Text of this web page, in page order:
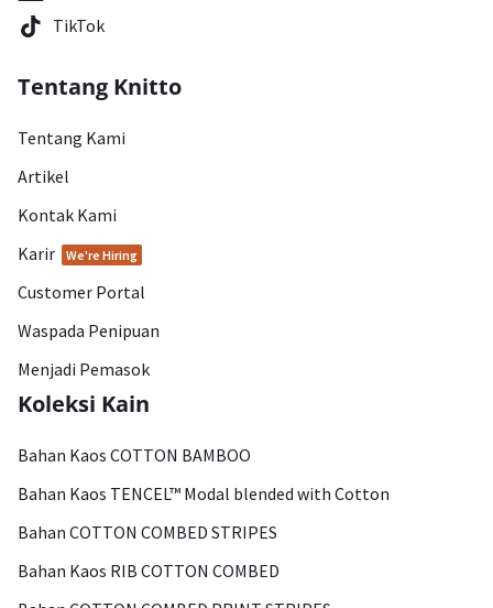
TikTok
Tentang Knitto
Tentang Kami
Artikel
Kontak Kami
Karir
We're Hiring
Customer Portal
Waspada Penipuan
Menjadi Pemasok
Koleksi Kain
Bahan Kaos COTTON BAMBOO
Bahan Kaos TENCEL™ Modal blended with Cotton
Bahan COTTON COMBED STRIPES
Bahan Kaos RIB COTTON COMBED